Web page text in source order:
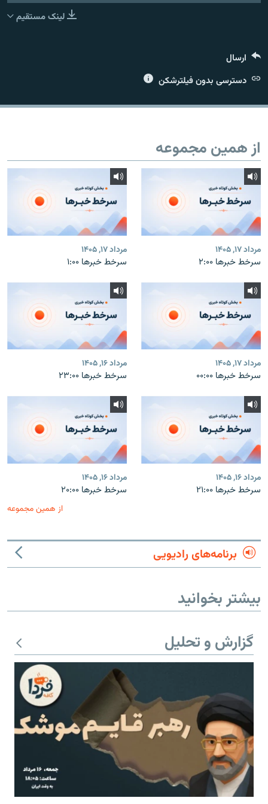
لینک مستقیم
ارسال
دسترسی بدون فیلترشکن
از همین مجموعه
مرداد ۱۷, ۱۴۰۵
سرخط خبرها ۲:۰۰
مرداد ۱۷, ۱۴۰۵
سرخط خبرها ۱:۰۰
مرداد ۱۷, ۱۴۰۵
سرخط خبرها ۰۰:۰۰
مرداد ۱۶, ۱۴۰۵
سرخط خبرها ۲۳:۰۰
مرداد ۱۶, ۱۴۰۵
سرخط خبرها ۲۱:۰۰
مرداد ۱۶, ۱۴۰۵
سرخط خبرها ۲۰:۰۰
از همین مجموعه
برنامه‌های رادیویی
بیشتر بخوانید
گزارش و تحلیل